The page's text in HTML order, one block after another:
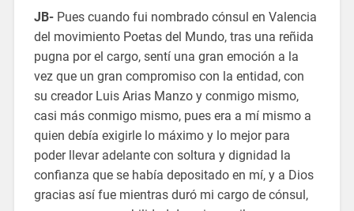
JB-Pues cuando fui nombrado cónsul en Valencia
del movimiento Poetas del Mundo, tras una reñida
pugna por el cargo, sentí una gran emoción a la
vez que un gran compromiso con la entidad, con
su creador Luis Arias Manzo y conmigo mismo,
casi más conmigo mismo, pues era a mí mismo a
quien debía exigirle lo máximo y lo mejor para
poder llevar adelante con soltura y dignidad la
confianza que se había depositado en mí, y a Dios
gracias así fue mientras duró mi cargo de cónsul,